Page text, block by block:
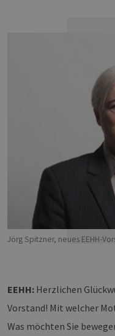
Jörg Spitzner, neues EEHH-
EEHH: Herzlichen
Vorstand! Mit welcher
Was möchten Sie